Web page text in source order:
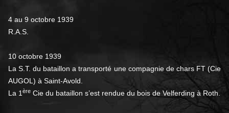
4 au 9 octobre 1939
R.A.S.
10 octobre 1939
La S.T. du bataillon a transporté une compagnie de chars FT (Cie
AUGOL) à Saint-Avold.
La 1 ère Cie du bataillon s’est rendue du bois de Velferding à Roth.